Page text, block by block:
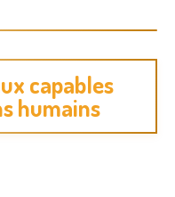
capables
humains